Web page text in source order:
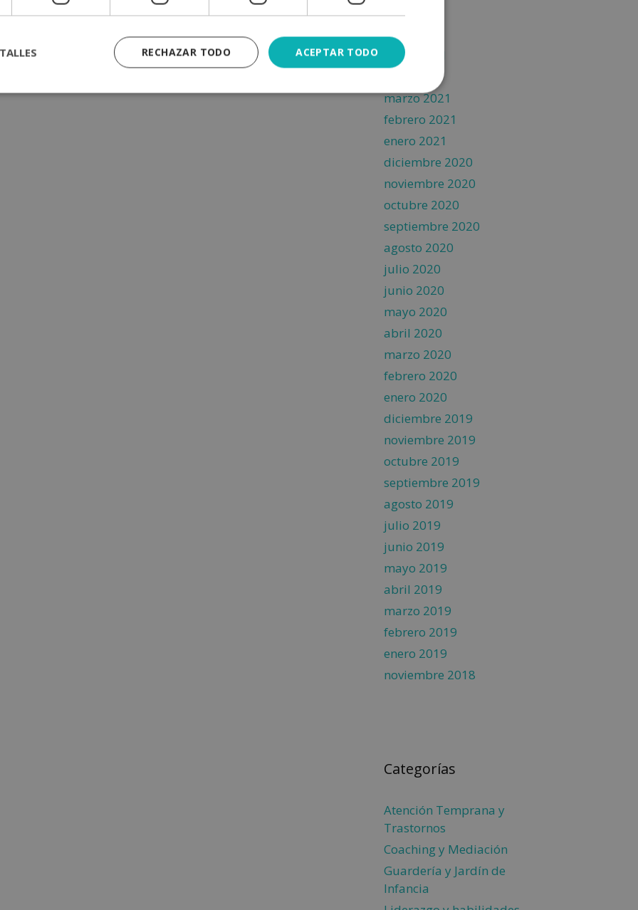
julio 2021
junio 2021
mayo 2021
abril 2021
marzo 2021
febrero 2021
enero 2021
diciembre 2020
noviembre 2020
octubre 2020
septiembre 2020
agosto 2020
julio 2020
junio 2020
mayo 2020
abril 2020
marzo 2020
febrero 2020
enero 2020
diciembre 2019
noviembre 2019
octubre 2019
septiembre 2019
agosto 2019
julio 2019
junio 2019
mayo 2019
abril 2019
marzo 2019
febrero 2019
enero 2019
noviembre 2018
Categorías
Atención Temprana y
Trastornos
Coaching y Mediación
Guardería y Jardín de
Infancia
ACEPTAR TODO
RECHAZAR TODO